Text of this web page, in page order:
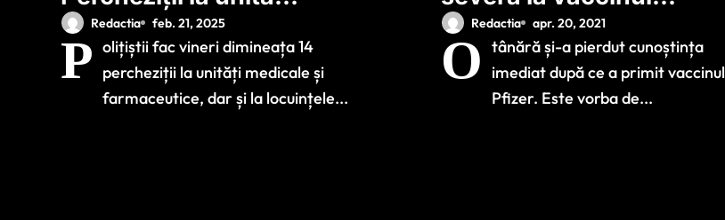
medicale și
farmaceutice.
Acuzații de fals
Redactia feb. 21, 2025
P olițiștii fac vineri dimineața 14
percheziții la unități medicale și
farmaceutice, dar și la locuințele...
Pfizer. Ce a pățit o
tânără de 16 ani din
Maramureș
Redactia apr. 20, 2021
O tânără și-a pierdut cunoștința
imediat după ce a primit vaccinul
Pfizer. Este vorba de...